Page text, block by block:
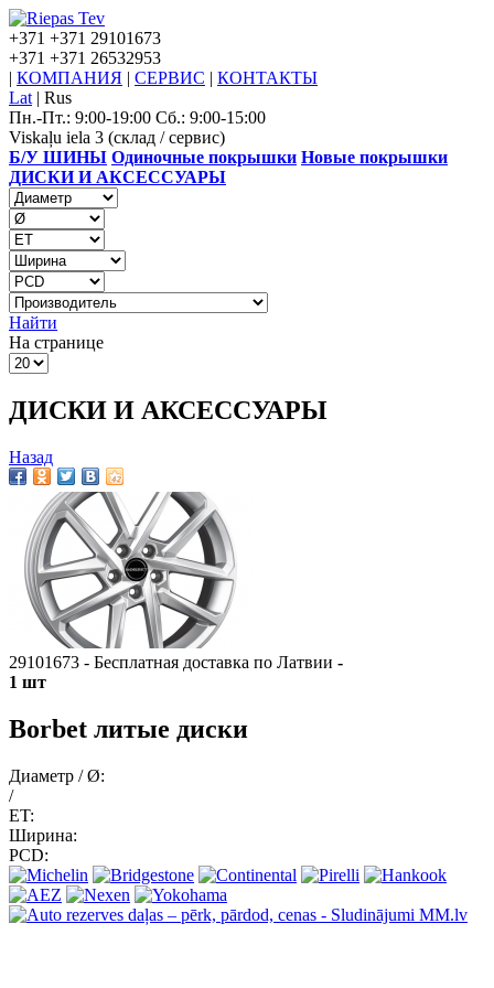
+371 +371 29101673
+371 +371 26532953
| КОМПАНИЯ | СЕРВИС | КОНТАКТЫ
Lat | Rus
Пн.-Пт.: 9:00-19:00 Сб.: 9:00-15:00
Viskaļu iela 3 (склад / сервис)
Б/У ШИНЫ Одиночные покрышки Новые покрышки
ДИСКИ И АКСЕССУАРЫ
Найти
На странице
ДИСКИ И АКСЕССУАРЫ
Назад
29101673 - Бесплатная доставка по Латвии -
1 шт
Borbet литые диски
Диаметр / Ø:
/
ET:
Ширина:
PCD: